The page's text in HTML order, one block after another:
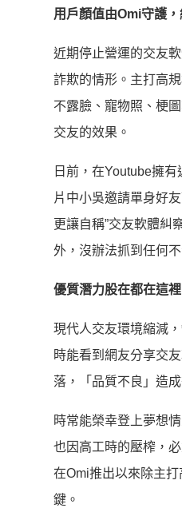
用戶顏值由Omi守護
近期停止營運的交友
詐欺的情形。主打高
不露臉、寵物照、梗
交友的效果。
日前，在Youtube擁
片中小吳邀請單身好
更讓自稱”交友軟體糾
外，沒辦法抓到任何
優質潛力股在都在這
現代人交友環境縮減
時能看到網友分享交
落，「品質不良」造
時常能榮幸登上夢想
也因高工時的壓榨，
在Omi推出以來除主
鍵。